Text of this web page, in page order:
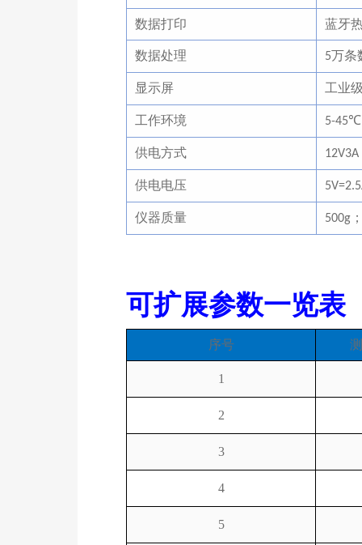
数据打印 蓝牙
数据处理 5万条
显示屏 工业
工作环境 5-45℃
供电方式 12V3A
供电电压
仪器质量 500g
可扩展参数一览表
序号
1
2
3
4
5